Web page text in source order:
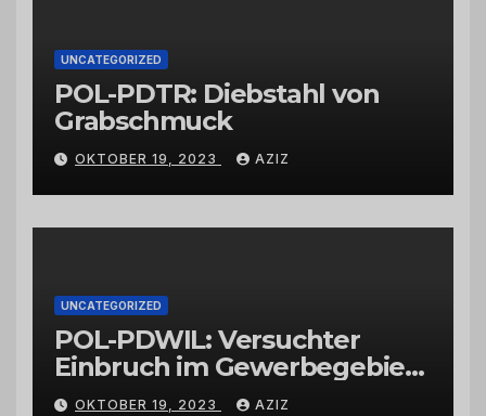
UNCATEGORIZED
POL-PDTR: Diebstahl von
Grabschmuck
OKTOBER 19, 2023 AZIZ
UNCATEGORIZED
POL-PDWIL: Versuchter
Einbruch im Gewerbegebiet
Wittlich
OKTOBER 19, 2023 AZIZ